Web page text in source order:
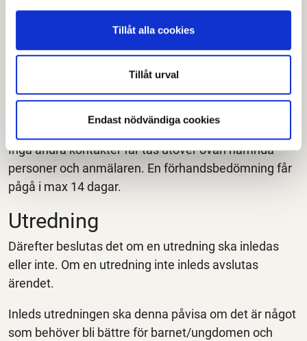
Tillåt alla cookies
Tillåt urval
Endast nödvändiga cookies
Förhandsbedömning
En förhandsbedömning är det första steget efter att
det har inkommit en anmälan om att ett
barn/ungdom eller familj kan behöva stöd eller skydd.
Socialtjänsten kontaktar då barnet/ungdomen
och vårdnadshavarna för att få en bild av situationen
och om de behöver vidare hjälp från socialtjänsten.
Inga andra kontakter får tas utöver ovan nämnda
personer och anmälaren. En förhandsbedömning får
pågå i max 14 dagar.
Utredning
Därefter beslutas det om en utredning ska inledas
eller inte. Om en utredning inte inleds avslutas
ärendet.
Inleds utredningen ska denna påvisa om det är något
som behöver bli bättre för barnet/ungdomen och